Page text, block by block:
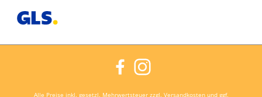
FacebookInstagram
Alle Preise inkl. gesetzl. Mehrwertsteuer zzgl. Versandkostenund ggf.